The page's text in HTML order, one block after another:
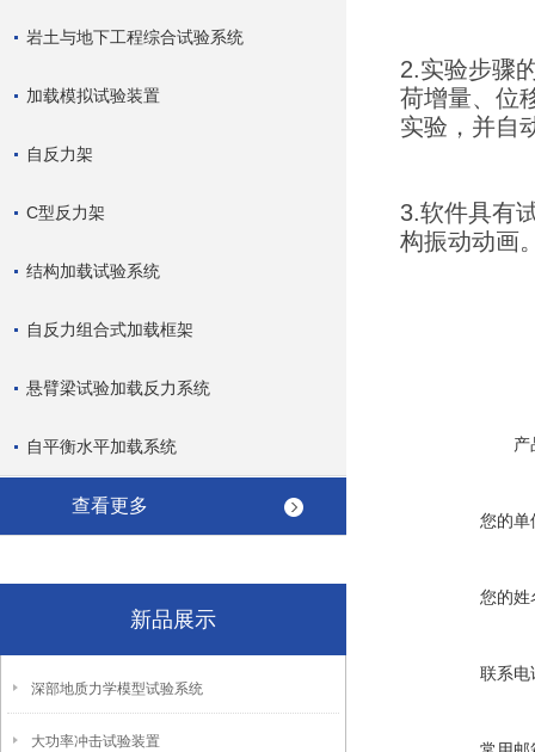
岩土与地下工程综合试验系统
加载模拟试验装置
自反力架
C型反力架
结构加载试验系统
自反力组合式加载框架
悬臂梁试验加载反力系统
自平衡水平加载系统
查看更多
新品展示
深部地质力学模型试验系统
大功率冲击试验装置
2.实验步骤
荷增量、位
实验，并自
3.软件具有
构振动动画
产
您的单
您的姓
联系电